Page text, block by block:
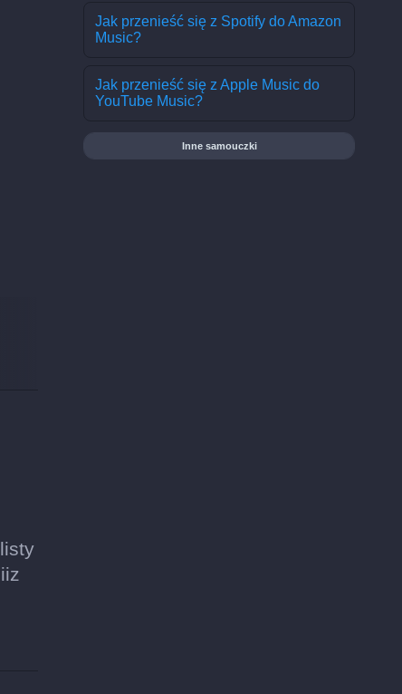
Jak przenieść się z Spotify do Amazon
Music?
Jak przenieść się z Apple Music do
YouTube Music?
Inne samouczki